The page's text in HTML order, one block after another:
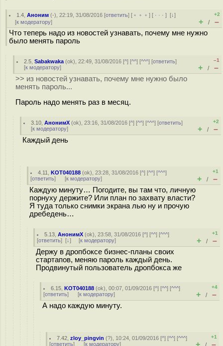
1.4 ,Аноним (-), 22:19, 31/08/2016 [ответить] [ ﹢﹢﹢] [ · · ·][↓]
[к модератору]
+2
+ / –
Что теперь надо из новостей узнавать, почему мне нужно
было менять пароль
2.5 ,Sabakwaka (ok), 22:49, 31/08/2016 [^] [^^] [^^^] [ответить]
[к модератору]
–1
+ / –
>> из новостей узнавать, почему мне нужно было
менять пароль...
Пароль надо менять раз в месяц.
3.10 ,АнонимХ (ok), 23:16, 31/08/2016 [^] [^^] [^^^] [ответить]
[к модератору]
+2
+ / –
Каждый день
4.11 ,KOT040188 (ok), 23:28, 31/08/2016 [^] [^^] [^^^]
[ответить] [к модератору]
+1
+ / –
Каждую минуту… Погодите, вы там что, личную
порнуху держите? Или план по захвату власти?
Я туда только снимки экрана лью ну и прочую
дребедень…
5.13 ,АнонимХ (ok), 23:58, 31/08/2016 [^] [^^] [^^^]
[ответить] [↓] [к модератору]
+1
+ / –
Держу в дропбоксе бизнес-планы своих
стартапов, меняю пароль каждый день.
Продвинутый пользователь дропбокса же
6.15 ,KOT040188 (ok), 00:07, 01/09/2016 [^] [^^] [^^^]
[ответить] [к модератору]
+4
+ / –
А надо каждую минуту.
7.42 ,zloy_pingvin (?), 10:24, 01/09/2016 [^] [^^] [^^^]
[ответить] [к модератору]
+1
+ –